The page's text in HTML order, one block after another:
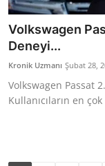
Volkswagen
Deneyi...
Kronik Uzmanı Şubat 28,
Volkswagen Passat
Kullanıcıların en